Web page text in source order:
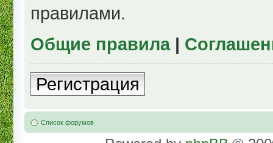
правилами.
Общие правила|
Регистрация
Список форумов